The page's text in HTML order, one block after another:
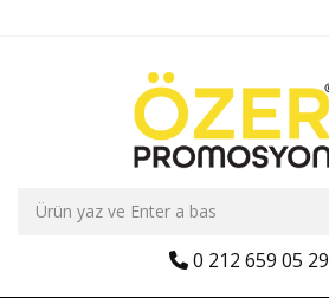
0 212 659 05 29